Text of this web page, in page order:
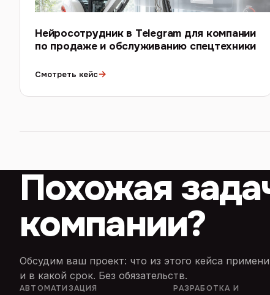
Нейросотрудник в Telegram для компании
по продаже и обслуживанию спецтехники
Смотреть кейс→
Похожая
компании?
Обсудим ваш проект: что из этого кейса
и в какой срок. Без обязательств.
АВТОМАТИЗАЦИЯ
РАЗРАБОТКА И